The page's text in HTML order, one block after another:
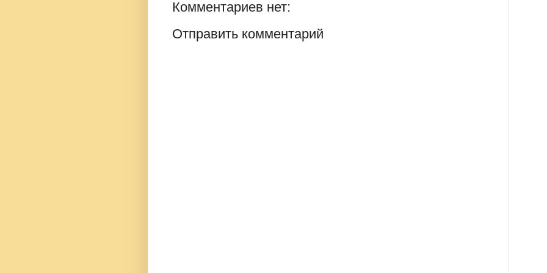
Комментариев нет:
Отправить комментарий